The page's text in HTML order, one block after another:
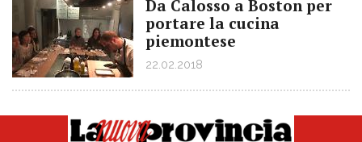
Da Calosso a Boston per
portare la cucina
piemontese
22.02.2018